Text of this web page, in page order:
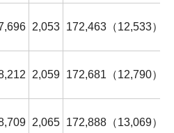
2,053 172,463（12,533）
2,059 172,681（12,790）
2,065 172,888（13,069）